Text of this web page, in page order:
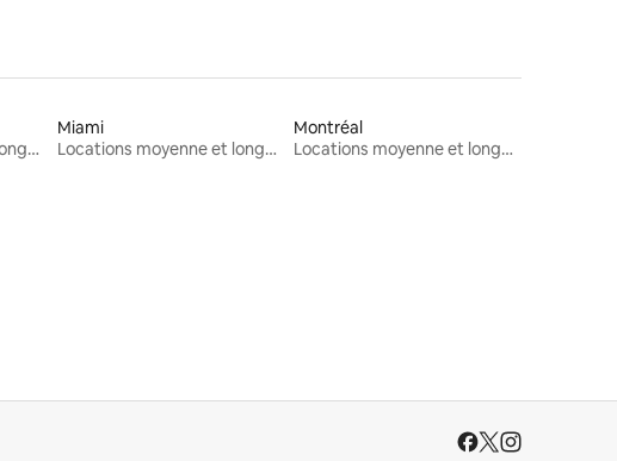
Locations moyenne et longue durée
Miami
Locations moyenne et longue durée
Montréal
Locations moyenne et longue durée